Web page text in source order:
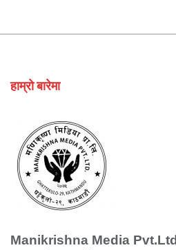
हाम्रो बारेमा
Manikrishna Media Pvt.Ltd